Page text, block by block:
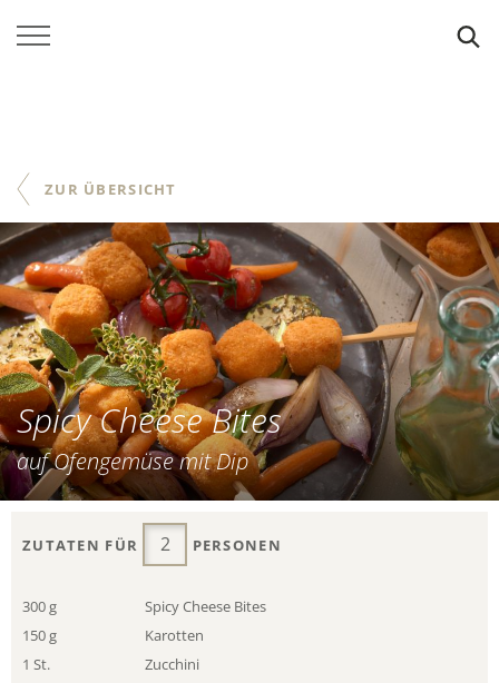
ZUR ÜBERSICHT
Spicy Cheese Bites
auf Ofengemüse mit Dip
ZUTATEN FÜR PERSONEN
300 g
Spicy Cheese Bites
150 g
Karotten
1 St.
Zucchini